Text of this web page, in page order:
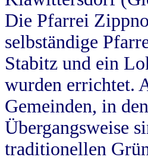
Die Pfarrei
selbständige
Stabitz und ein
wurden errichtet.
Gemeinden, in
Übergangsweise
traditionellen